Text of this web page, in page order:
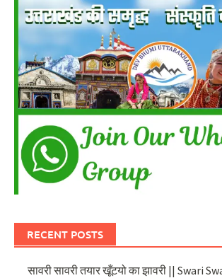
RECENT POSTS
सावरी सावरी तयार खूँटयो का झावरी || Swari